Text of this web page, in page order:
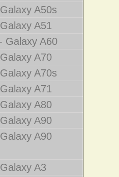
A50s
A51
Galaxy A60
A70
A70s
A71
A80
A90
A90
A3